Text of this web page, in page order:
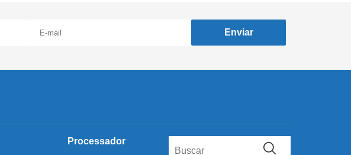
Enviar
Processador